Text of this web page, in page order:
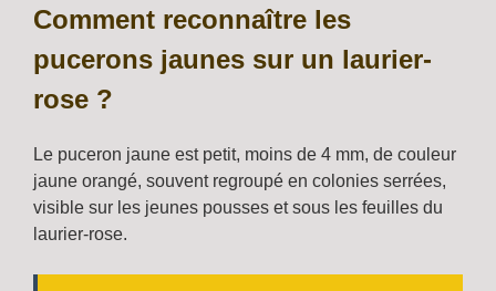
Comment reconnaître les
pucerons jaunes sur un laurier-
rose ?
Le puceron jaune est petit, moins de 4 mm, de couleur
jaune orangé, souvent regroupé en colonies serrées,
visible sur les jeunes pousses et sous les feuilles du
laurier-rose.